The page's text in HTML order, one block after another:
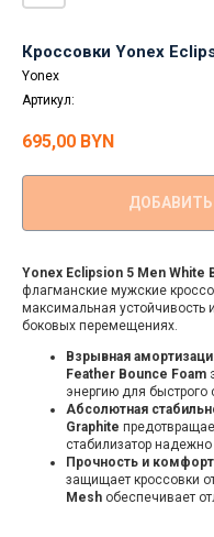
Кроссовки Yonex
Yonex
Артикул:
695,00 BYN
Yonex Eclipsion 5 Men White
флагманские мужские
максимальная устойчивость
боковых перемещениях.
Взрывная
Feather Bounce Foam
энергию для быстрого
Абсолютная
Graphite
стабилизатор надежно
Прочность и
защищает кроссовки
Mesh обеспечивает